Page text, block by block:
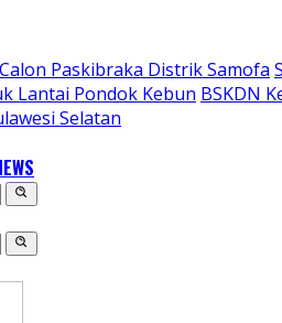
Paskibraka Distrik Samofa
Lantai Pondok Kebun BSKDN
Selatan